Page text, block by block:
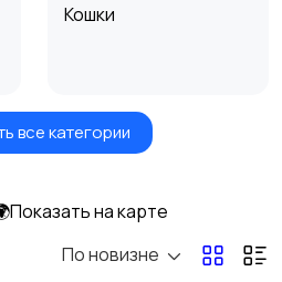
Кошки
Грызуны
С/х животные
все категории
на карте
По новизне